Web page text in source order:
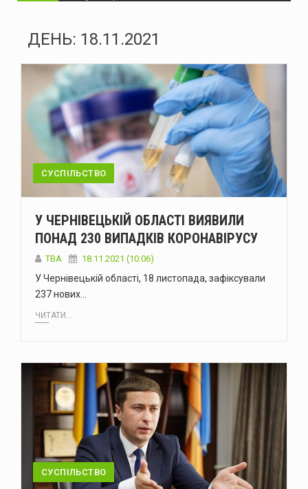
ЄС надав Україні додаткові €30 млн на відновлення енергетики
Зеленський: Україна має домовленість зі США про щомісячне постачання ракет для Patriot
Стрільця, який поранив двох поліцейських на Буковині, взято під варту
На двох вулицях Чернівців тимчасово відсутнє водопостачання
ДЕНЬ: 18.11.2021
СУСПІЛЬСТВО
У ЧЕРНІВЕЦЬКІЙ ОБЛАСТІ ВИЯВИЛИ
ПОНАД 230 ВИПАДКІВ КОРОНАВІРУСУ
ТВА 18.11.2021 (10:06)
У Чернівецькій області, 18 листопада, зафіксували
237 нових…
ЧИТАТИ...
СУСПІЛЬСТВО